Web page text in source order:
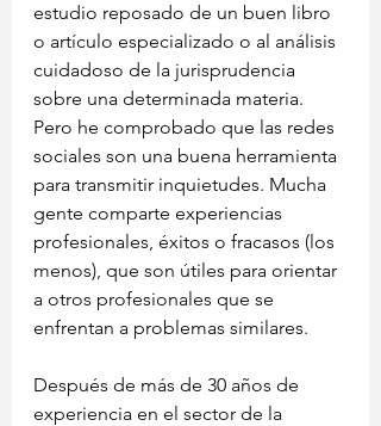
estudio reposado de un buen libro
o artículo especializado o al análisis
cuidadoso de la jurisprudencia
sobre una determinada materia.
Pero he comprobado que las redes
sociales son una buena herramienta
para transmitir inquietudes. Mucha
gente comparte experiencias
profesionales, éxitos o fracasos (los
menos), que son útiles para orientar
a otros profesionales que se
enfrentan a problemas similares.
Después de más de 30 años de
experiencia en el sector de la